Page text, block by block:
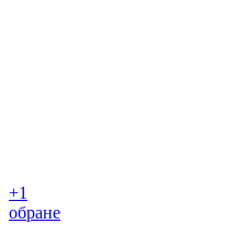
+1
обране